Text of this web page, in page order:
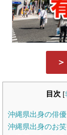
目次 [
沖縄県出身の俳
沖縄県出身のお